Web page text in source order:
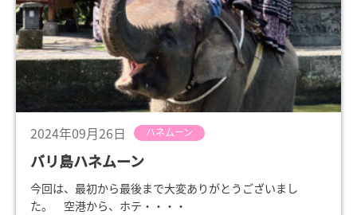
2024年09月26日 ハネムーン
バリ島ハネムーン
今回は、最初から最後まで大変ありがとうございまし
た。 空港から、ホテ・・・・